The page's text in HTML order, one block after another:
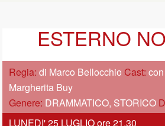
ESTERNO
Regia:di Marco Bellocchio Cast:
Margherita Buy
Genere: DRAMMATICO, STORICO
LUNEDI' 25 LUGLIO ore 21,30